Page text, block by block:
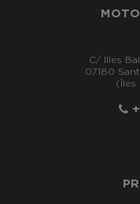
C/ Illes
07180
(Îles